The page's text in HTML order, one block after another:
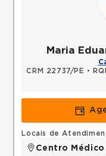
Maria
CRM 22737/PE •
Locais de
Centro